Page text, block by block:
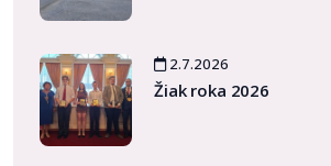
2.7.2026
Žiak roka 2026